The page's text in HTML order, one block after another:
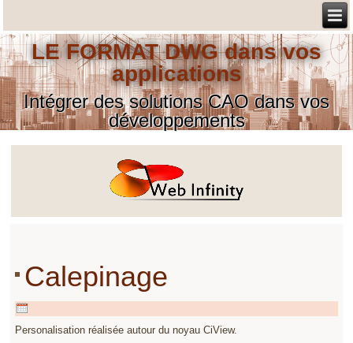
LE FORMAT DWG dans vos
applications
Intégrer des solutions CAO dans vos
développements
Calepinage
Personalisation réalisée autour du noyau CiView.